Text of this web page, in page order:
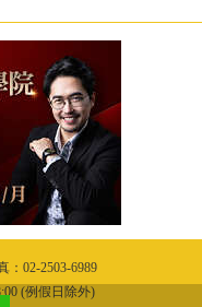
：02-2503-6989
(例假日除外)